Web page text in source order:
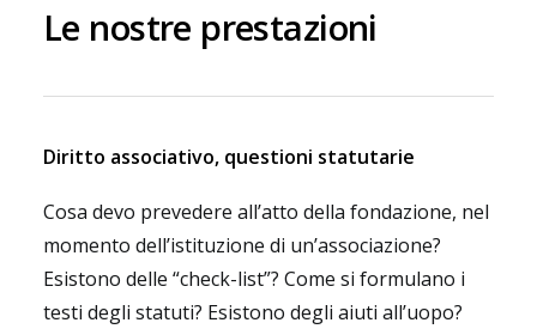
Le nostre prestazioni
Diritto associativo, questioni statutarie
Cosa devo prevedere all’atto della fondazione, nel
momento dell’istituzione di un’associazione?
Esistono delle “check-list”? Come si formulano i
testi degli statuti? Esistono degli aiuti all’uopo?